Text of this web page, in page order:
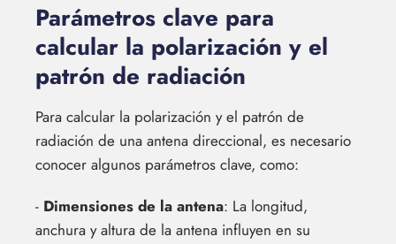
Parámetros clave para
calcular la polarización y el
patrón de radiación
Para calcular la polarización y el patrón de
radiación de una antena direccional, es necesario
conocer algunos parámetros clave, como:
- Dimensiones de la antena: La longitud,
anchura y altura de la antena influyen en su